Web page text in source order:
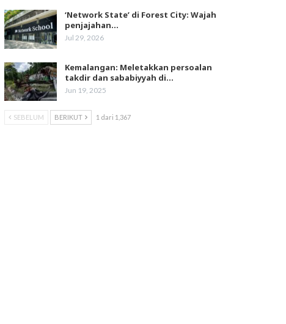
‘Network State’ di Forest City: Wajah
penjajahan…
Jul 29, 2026
Kemalangan: Meletakkan persoalan
takdir dan sababiyyah di…
Jun 19, 2025
SEBELUM BERIKUT 1 dari 1,367